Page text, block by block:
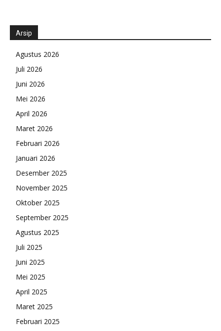
Arsip
Agustus 2026
Juli 2026
Juni 2026
Mei 2026
April 2026
Maret 2026
Februari 2026
Januari 2026
Desember 2025
November 2025
Oktober 2025
September 2025
Agustus 2025
Juli 2025
Juni 2025
Mei 2025
April 2025
Maret 2025
Februari 2025